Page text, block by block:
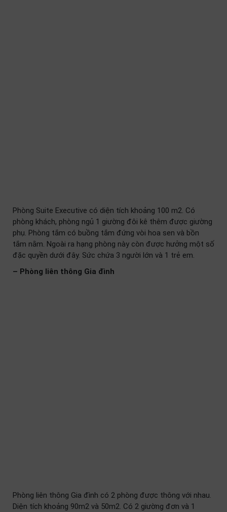
Phòng Suite Executive có diện tích khoảng 100 m2. Có
phòng khách, phòng ngủ 1 giường đôi kê thêm được giường
phụ. Phòng tắm có buồng tắm đứng vòi hoa sen và bồn
tắm nằm. Ngoài ra hạng phòng này còn được hưởng một số
đặc quyền dưới đây. Sức chứa 3 người lớn và 1 trẻ em.
– Phòng liên thông Gia đình
Phòng liên thông Gia đình có 2 phòng được thông với nhau.
Diện tích khoảng 90m2 và 50m2. Có 2 giường đơn và 1